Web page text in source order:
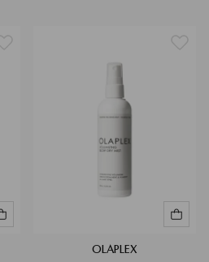
OLAPLEX